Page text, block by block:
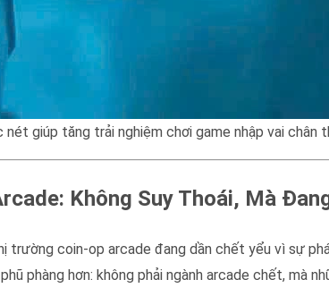
nét giúp tăng trải nghiệm chơi game nhập vai chân
Không Suy Thoái, Mà
trường coin-op arcade đang dần chết yểu vì sự
phàng hơn: không phải ngành arcade chết, mà